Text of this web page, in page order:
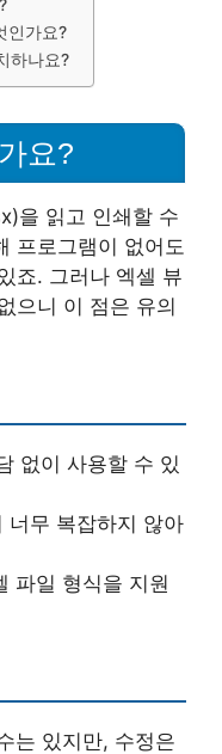
인가요?
하나요?
요?
을 읽고 인쇄할 수
프로그램이 없어도
죠. 그러나 엑셀 뷰
으니 이 점은 유의
없이 사용할 수 있
너무 복잡하지 않아
파일 형식을 지원
는 있지만, 수정은